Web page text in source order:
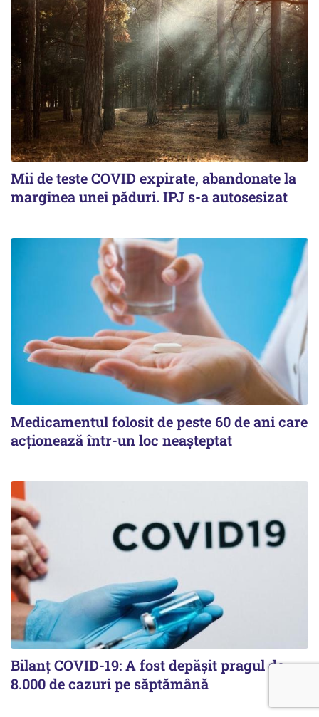
Mii de teste COVID expirate, abandonate la
marginea unei păduri. IPJ s-a autosesizat
Medicamentul folosit de peste 60 de ani care
acționează într-un loc neașteptat
Bilanț COVID-19: A fost depășit pragul de
8.000 de cazuri pe săptămână